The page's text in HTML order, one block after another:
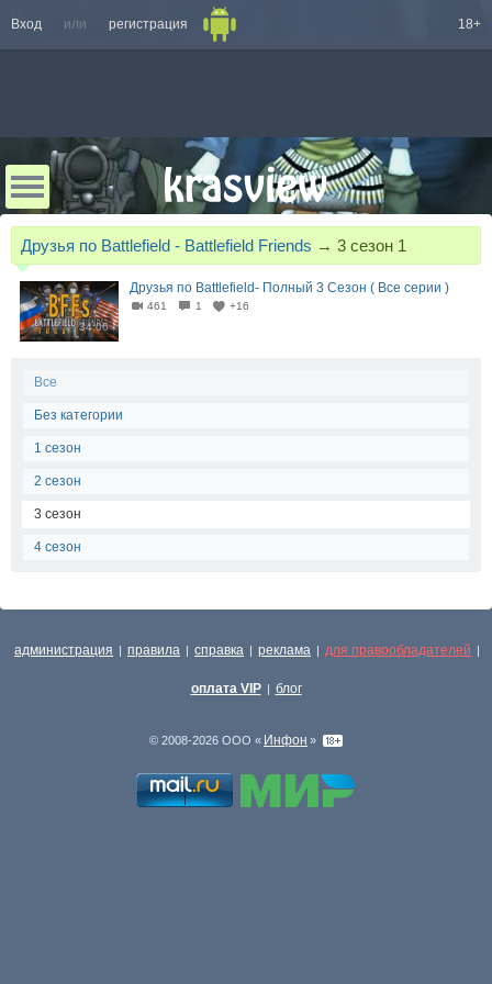
Вход или регистрация 18+
Друзья по Battlefield - Battlefield Friends → 3 сезон 1
34:06
Друзья по Battlefield- Полный 3 Сезон ( Все серии )
461 1 +16
Все
Без категории
1 сезон
2 сезон
3 сезон
4 сезон
администрация | правила | справка | реклама | для правообладателей |
оплата VIP | блог
© 2008-2026 ООО « Инфон »